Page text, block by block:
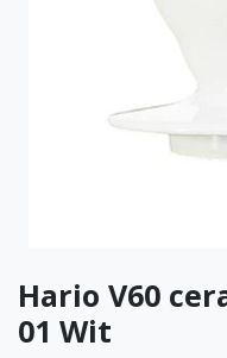
Hario V60
01 Wit